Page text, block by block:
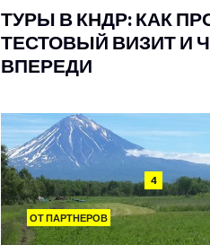
ТУРЫ В КНДР: КАК
ТЕСТОВЫЙ ВИЗИТ И
ВПЕРЕДИ
4
ОТ ПАРТНЕРОВ